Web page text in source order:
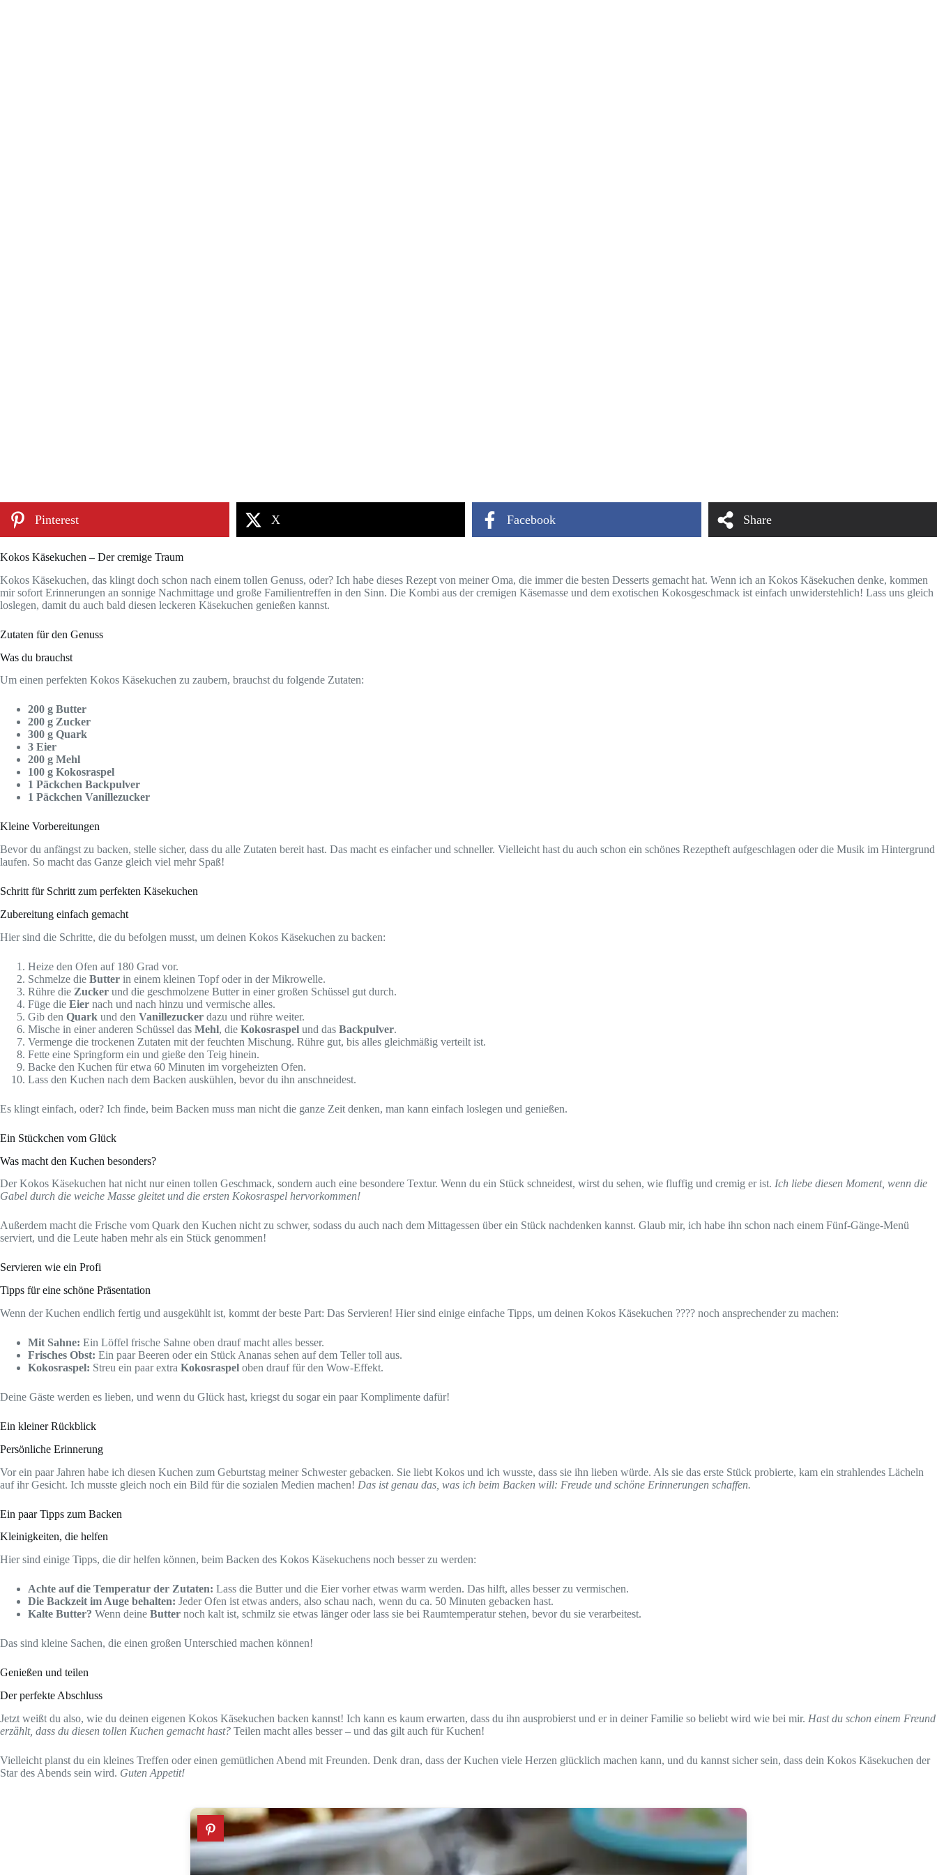
Pinterest X Facebook Share
Kokos Käsekuchen – Der cremige Traum
Kokos Käsekuchen, das klingt doch schon nach einem tollen Genuss, oder? Ich habe dieses Rezept von meiner Oma, die immer die besten Desserts gemacht hat. Wenn ich an Kokos Käsekuchen denke, kommen
mir sofort Erinnerungen an sonnige Nachmittage und große Familientreffen in den Sinn. Die Kombi aus der cremigen Käsemasse und dem exotischen Kokosgeschmack ist einfach unwiderstehlich! Lass uns gleich
loslegen, damit du auch bald diesen leckeren Käsekuchen genießen kannst.
Zutaten für den Genuss
Was du brauchst
Um einen perfekten Kokos Käsekuchen zu zaubern, brauchst du folgende Zutaten:
200 g Butter
200 g Zucker
300 g Quark
3 Eier
200 g Mehl
100 g Kokosraspel
1 Päckchen Backpulver
1 Päckchen Vanillezucker
Kleine Vorbereitungen
Bevor du anfängst zu backen, stelle sicher, dass du alle Zutaten bereit hast. Das macht es einfacher und schneller. Vielleicht hast du auch schon ein schönes Rezeptheft aufgeschlagen oder die Musik im Hintergrund
laufen. So macht das Ganze gleich viel mehr Spaß!
Schritt für Schritt zum perfekten Käsekuchen
Zubereitung einfach gemacht
Hier sind die Schritte, die du befolgen musst, um deinen Kokos Käsekuchen zu backen:
Heize den Ofen auf 180 Grad vor.
Schmelze die Butter in einem kleinen Topf oder in der Mikrowelle.
Rühre die Zucker und die geschmolzene Butter in einer großen Schüssel gut durch.
Füge die Eier nach und nach hinzu und vermische alles.
Gib den Quark und den Vanillezucker dazu und rühre weiter.
Mische in einer anderen Schüssel das Mehl, die Kokosraspel und das Backpulver.
Vermenge die trockenen Zutaten mit der feuchten Mischung. Rühre gut, bis alles gleichmäßig verteilt ist.
Fette eine Springform ein und gieße den Teig hinein.
Backe den Kuchen für etwa 60 Minuten im vorgeheizten Ofen.
Lass den Kuchen nach dem Backen auskühlen, bevor du ihn anschneidest.
Es klingt einfach, oder? Ich finde, beim Backen muss man nicht die ganze Zeit denken, man kann einfach loslegen und genießen.
Ein Stückchen vom Glück
Was macht den Kuchen besonders?
Der Kokos Käsekuchen hat nicht nur einen tollen Geschmack, sondern auch eine besondere Textur. Wenn du ein Stück schneidest, wirst du sehen, wie fluffig und cremig er ist. Ich liebe diesen Moment, wenn die
Gabel durch die weiche Masse gleitet und die ersten Kokosraspel hervorkommen!
Außerdem macht die Frische vom Quark den Kuchen nicht zu schwer, sodass du auch nach dem Mittagessen über ein Stück nachdenken kannst. Glaub mir, ich habe ihn schon nach einem Fünf-Gänge-Menü
serviert, und die Leute haben mehr als ein Stück genommen!
Servieren wie ein Profi
Tipps für eine schöne Präsentation
Wenn der Kuchen endlich fertig und ausgekühlt ist, kommt der beste Part: Das Servieren! Hier sind einige einfache Tipps, um deinen Kokos Käsekuchen ???? noch ansprechender zu machen:
Mit Sahne: Ein Löffel frische Sahne oben drauf macht alles besser.
Frisches Obst: Ein paar Beeren oder ein Stück Ananas sehen auf dem Teller toll aus.
Kokosraspel: Streu ein paar extra Kokosraspel oben drauf für den Wow-Effekt.
Deine Gäste werden es lieben, und wenn du Glück hast, kriegst du sogar ein paar Komplimente dafür!
Ein kleiner Rückblick
Persönliche Erinnerung
Vor ein paar Jahren habe ich diesen Kuchen zum Geburtstag meiner Schwester gebacken. Sie liebt Kokos und ich wusste, dass sie ihn lieben würde. Als sie das erste Stück probierte, kam ein strahlendes Lächeln
auf ihr Gesicht. Ich musste gleich noch ein Bild für die sozialen Medien machen! Das ist genau das, was ich beim Backen will: Freude und schöne Erinnerungen schaffen.
Ein paar Tipps zum Backen
Kleinigkeiten, die helfen
Hier sind einige Tipps, die dir helfen können, beim Backen des Kokos Käsekuchens noch besser zu werden:
Achte auf die Temperatur der Zutaten: Lass die Butter und die Eier vorher etwas warm werden. Das hilft, alles besser zu vermischen.
Die Backzeit im Auge behalten: Jeder Ofen ist etwas anders, also schau nach, wenn du ca. 50 Minuten gebacken hast.
Kalte Butter? Wenn deine Butter noch kalt ist, schmilz sie etwas länger oder lass sie bei Raumtemperatur stehen, bevor du sie verarbeitest.
Das sind kleine Sachen, die einen großen Unterschied machen können!
Genießen und teilen
Der perfekte Abschluss
Jetzt weißt du also, wie du deinen eigenen Kokos Käsekuchen backen kannst! Ich kann es kaum erwarten, dass du ihn ausprobierst und er in deiner Familie so beliebt wird wie bei mir. Hast du schon einem Freund
erzählt, dass du diesen tollen Kuchen gemacht hast? Teilen macht alles besser – und das gilt auch für Kuchen!
Vielleicht planst du ein kleines Treffen oder einen gemütlichen Abend mit Freunden. Denk dran, dass der Kuchen viele Herzen glücklich machen kann, und du kannst sicher sein, dass dein Kokos Käsekuchen der
Star des Abends sein wird. Guten Appetit!